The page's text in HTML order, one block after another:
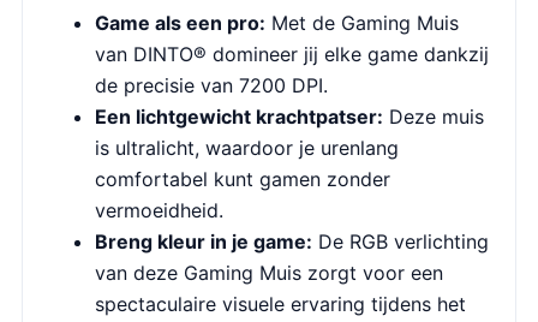
Game als een pro: Met de Gaming Muis
van DINTO® domineer jij elke game dankzij
de precisie van 7200 DPI.
Een lichtgewicht krachtpatser: Deze muis
is ultralicht, waardoor je urenlang
comfortabel kunt gamen zonder
vermoeidheid.
Breng kleur in je game: De RGB verlichting
van deze Gaming Muis zorgt voor een
spectaculaire visuele ervaring tijdens het